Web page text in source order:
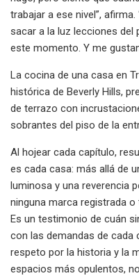
trabajar a ese nivel”,
sacar a la luz lecciones del
este momento. Y me
La cocina de una casa en
histórica de Beverly Hills,
de terrazo con
sobrantes del piso de la
Al hojear cada capítulo,
es cada casa: más allá de
luminosa y una reverencia
ninguna marca registrada
Es un testimonio de cuán
con las demandas de
respeto por la historia y la
espacios más opulentos,